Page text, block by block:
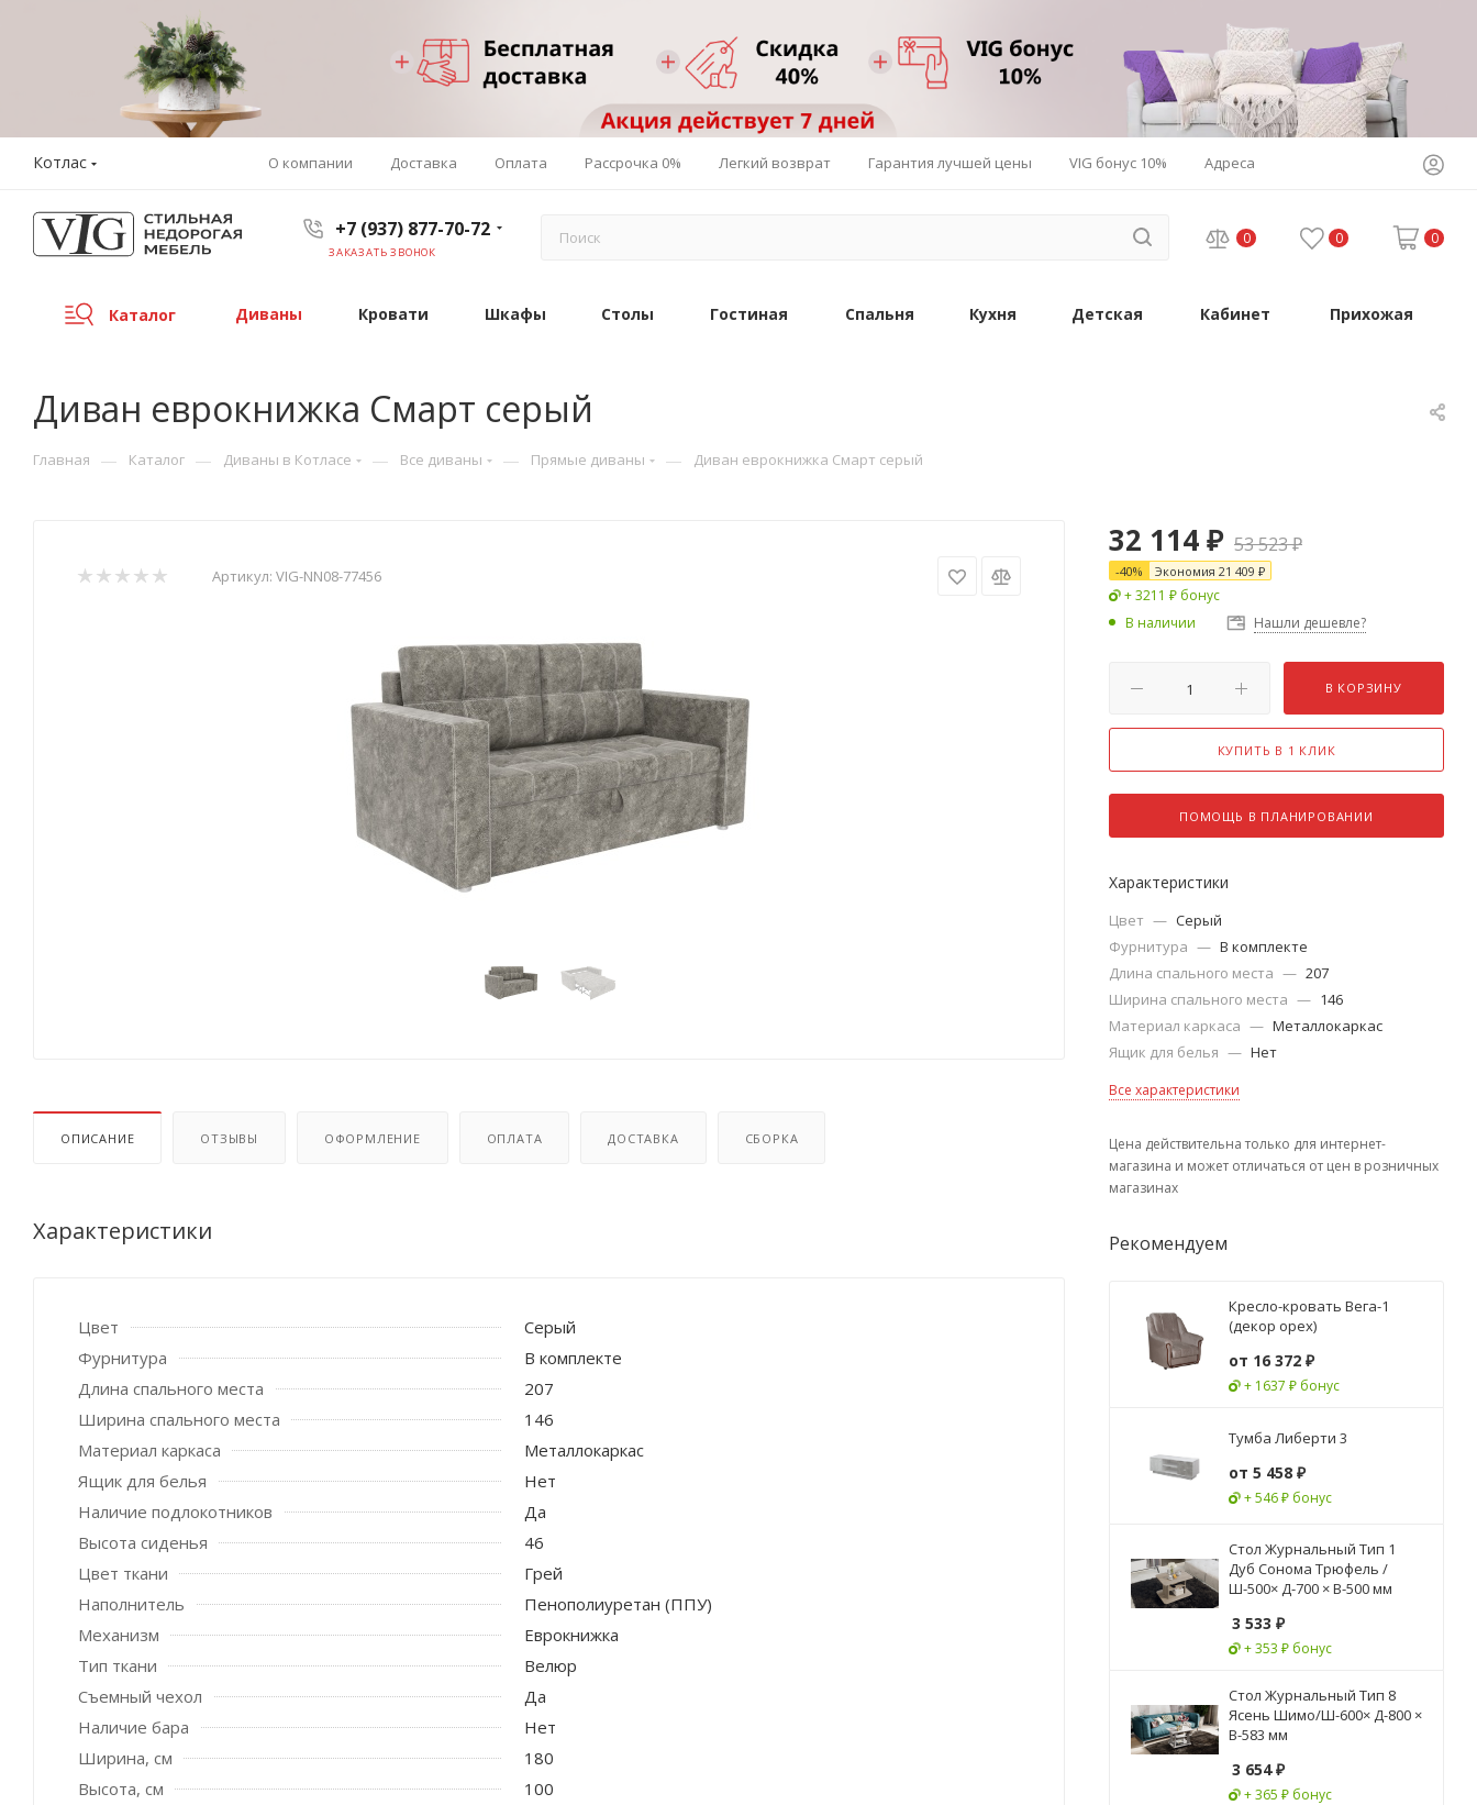
Котлас О компании Доставка Оплата Рассрочка 0% Легкий возврат Гарантия лучшей цены VIG бонус 10% Адреса
+7 (937) 877-70-72
ЗАКАЗАТЬ ЗВОНОК
0 0 0
Каталог Диваны Кровати Шкафы Столы Гостиная Спальня Кухня Детская Кабинет Прихожая
Диван еврокнижка Смарт серый
Главная — Каталог — Диваны в Котласе — Все диваны — Прямые диваны — Диван еврокнижка Смарт серый
Артикул: VIG-NN08-77456
ОПИСАНИЕ ОТЗЫВЫ ОФОРМЛЕНИЕ ОПЛАТА ДОСТАВКА СБОРКА
Характеристики
Цвет
Серый
Фурнитура
В комплекте
Длина спального места
207
Ширина спального места
146
Материал каркаса
Металлокаркас
Ящик для белья
Нет
Наличие подлокотников
Да
Высота сиденья
46
Цвет ткани
Грей
Наполнитель
Пенополиуретан (ППУ)
Механизм
Еврокнижка
Тип ткани
Велюр
Съемный чехол
Да
Наличие бара
Нет
Ширина, см
180
Высота, см
100
32 114₽ 53 523₽
-40% Экономия 21 409 ₽
+ 3211 ₽ бонус
В наличии
Нашли дешевле?
В КОРЗИНУ
КУПИТЬ В 1 КЛИК
ПОМОЩЬ В ПЛАНИРОВАНИИ
Характеристики
Цвет — Серый
Фурнитура — В комплекте
Длина спального места — 207
Ширина спального места — 146
Материал каркаса — Металлокаркас
Ящик для белья — Нет
Все характеристики
Цена действительна только для интернет-
магазина и может отличаться от цен в розничных
магазинах
Рекомендуем
Кресло-кровать Вега-1
(декор орех)
от 16 372 ₽
+ 1637 ₽ бонус
Тумба Либерти 3
от 5 458 ₽
+ 546 ₽ бонус
Стол Журнальный Тип 1
Дуб Сонома Трюфель /
Ш-500× Д-700 × В-500 мм
3 533 ₽
+ 353 ₽ бонус
Стол Журнальный Тип 8
Ясень Шимо/Ш-600× Д-800 ×
В-583 мм
3 654₽
+ 365 ₽ бонус